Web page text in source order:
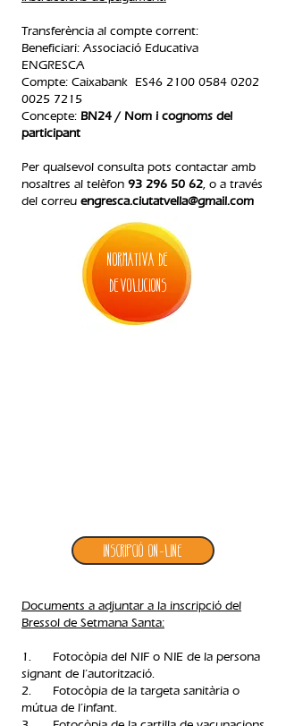
Transferència al compte corrent:
Beneficiari: Associació Educativa
ENGRESCA
Compte: Caixabank ES46 2100 0584 0202
0025 7215
Concepte: BN24 / Nom i cognoms del
participant
Per qualsevol consulta pots contactar amb
nosaltres al telèfon 93 296 50 62, o a través
del correu engresca.ciutatvella@gmail.com
normativa de
devolucions
Inscripció ON-LINE
Documents a adjuntar a la inscripció del
Bressol de Setmana Santa:
1. Fotocòpia del NIF o NIE de la persona
signant de l’autorització.
2. Fotocòpia de la targeta sanitària o
mútua de l’infant.